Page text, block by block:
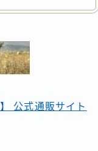
公式通販サイト